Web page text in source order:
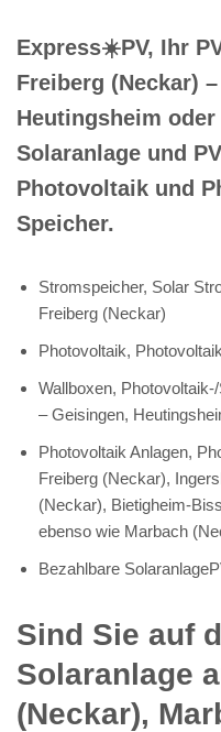
Express☀️PV️, Ihr
Freiberg (Neckar)
Heutingsheim
Solaranlage und
Photovoltaik und
Speicher.
Stromspeicher, Solar
Freiberg (Neckar)
Photovoltaik,
Wallboxen,
– Geisingen,
Photovoltaik Anlagen,
Freiberg (Neckar),
(Neckar), Bietigheim-
ebenso wie Marbach
Bezahlbare
Sind Sie auf
Solaranlage
(Neckar),